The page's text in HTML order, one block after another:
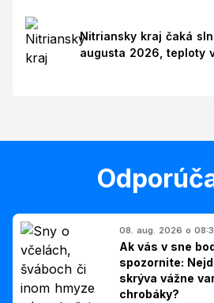
Nitriansky kraj čaká
augusta 2026, teploty
08. aug. 2026 o
Ak vás v sne
spozornite:
skrýva vážne
chrobáky?